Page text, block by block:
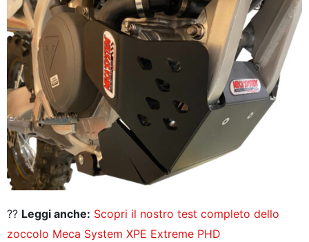
?? Leggi anche: Scopri il nostro test completo dello
zoccolo Meca System XPE Extreme PHD